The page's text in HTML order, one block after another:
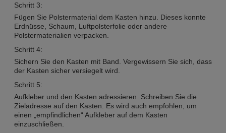
Schritt 3:
Fügen Sie Polstermaterial dem Kasten hinzu. Dieses konnte
Erdnüsse, Schaum, Luftpolsterfolie oder andere
Polstermaterialien verpacken.
Schritt 4:
Sichern Sie den Kasten mit Band. Vergewissern Sie sich, dass
der Kasten sicher versiegelt wird.
Schritt 5:
Aufkleber und den Kasten adressieren. Schreiben Sie die
Zieladresse auf den Kasten. Es wird auch empfohlen, um
einen „empfindlichen“ Aufkleber auf dem Kasten
einzuschließen.